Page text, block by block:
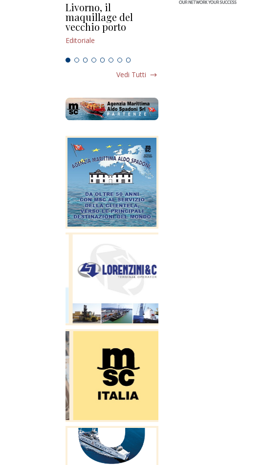
Livorno, il
maquillage del
vecchio porto
Editoriale
L’uscita di scena di
Vedi Tutti